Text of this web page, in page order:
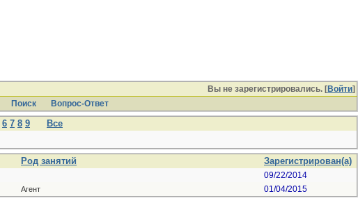
Вы не зарегистрировались. [Войти]
Поиcк Вопрос-Ответ
6 7 8 9 Все
Род занятий
Зарегистрирован(а)
09/22/2014
Агент 01/04/2015